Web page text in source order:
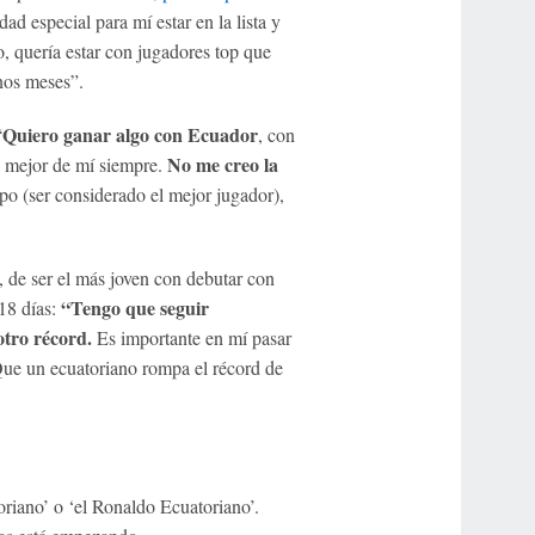
especial para mí estar en la lista y
quería estar con jugadores top que
meses”.
Quiero ganar algo con Ecuador, con
de mí siempre. No me creo la
(ser considerado el mejor jugador),
ser el más joven con debutar con
días: “Tengo que seguir
récord.Es importante en mí pasar
un ecuatoriano rompa el récord de
o ‘el Ronaldo Ecuatoriano’.